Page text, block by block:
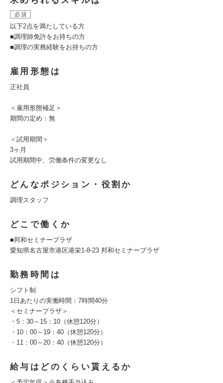
必須
以下2点を満たしている方
■調理師免許をお持ちの方
■調理の実務経験をお持ちの方
雇用形態は
正社員
＜雇用形態補足＞
期間の定め：無
＜試用期間＞
3ヶ月
試用期間中、労働条件の変更なし
どんなポジション・役割か
調理スタッフ
どこで働くか
■邦和セミナープラザ
愛知県名古屋市港区港栄1-8-23 邦和セミナープラザ
勤務時間は
シフト制
1日あたりの実働時間：7時間40分
＜セミナープラザ＞
・5：30～15：10（休憩120分）
・10：00～19：40（休憩120分）
・11：00～20：40（休憩120分）
給与はどのくらい貰えるか